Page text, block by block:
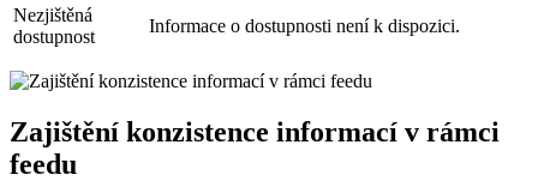
Nezjištěná
dostupnost
Informace o dostupnosti není k dispozici.
Zajištění konzistence informací v rámci
feedu